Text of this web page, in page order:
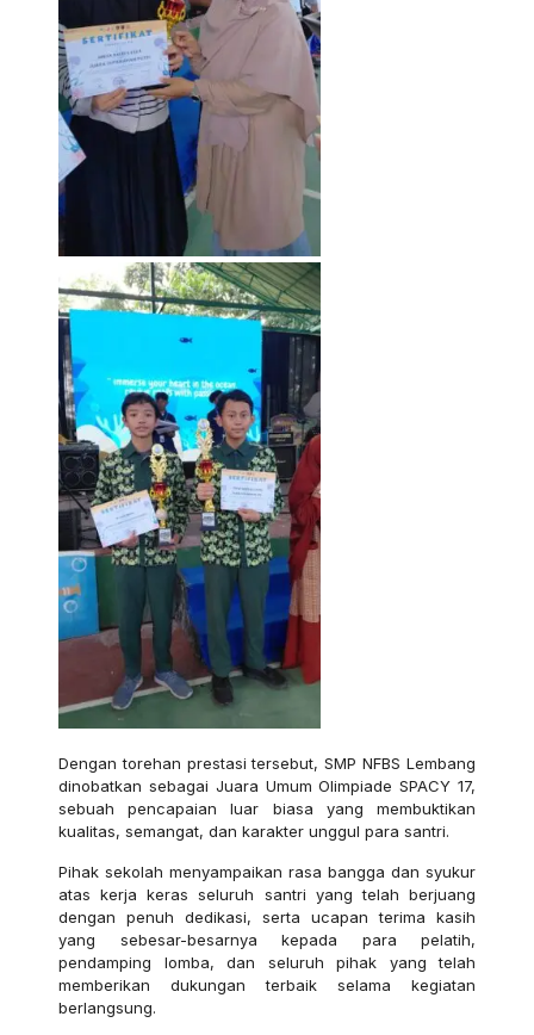
Dengan torehan prestasi tersebut, SMP NFBS Lembang
dinobatkan sebagai Juara Umum Olimpiade SPACY 17,
sebuah pencapaian luar biasa yang membuktikan
kualitas, semangat, dan karakter unggul para santri.
Pihak sekolah menyampaikan rasa bangga dan syukur
atas kerja keras seluruh santri yang telah berjuang
dengan penuh dedikasi, serta ucapan terima kasih
yang sebesar-besarnya kepada para pelatih,
pendamping lomba, dan seluruh pihak yang telah
memberikan dukungan terbaik selama kegiatan
berlangsung.